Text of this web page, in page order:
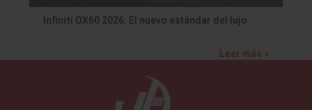
Infiniti QX60 2026: El nuevo estándar del lujo.
Leer más »